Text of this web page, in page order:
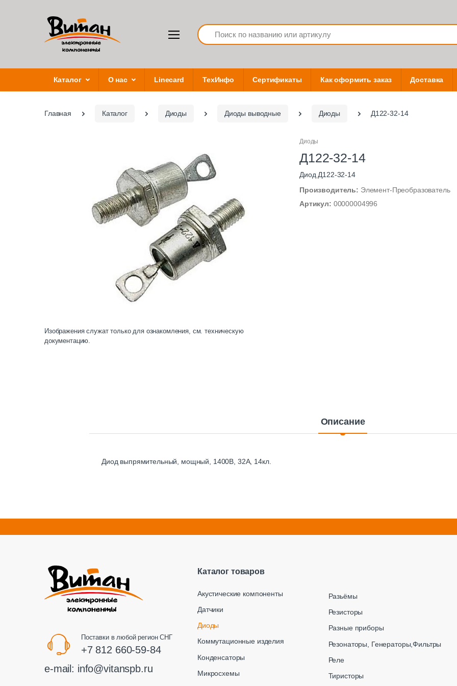
Search
Каталог О нас Linecard ТехИнфо Сертификаты Как оформить заказ Доставка
Главная Каталог Диоды Диоды выводные Диоды Д122-32-14
Изображения служат только для ознакомления, см. техническую
документацию.
Диоды
Д122-32-14
Диод Д122-32-14
Производитель: Элемент-Преобразователь
Артикул: 00000004996
Описание
Диод выпрямительный, мощный, 1400В, 32А, 14кл.
Поставки в любой регион СНГ
+7 812 660-59-84
e-mail: info@vitanspb.ru
Каталог товаров
Акустические компоненты
Датчики
Диоды
Коммутационные изделия
Конденсаторы
Микросхемы
Разьёмы
Резисторы
Разные приборы
Резонаторы, Генераторы,Фильтры
Реле
Тиристоры